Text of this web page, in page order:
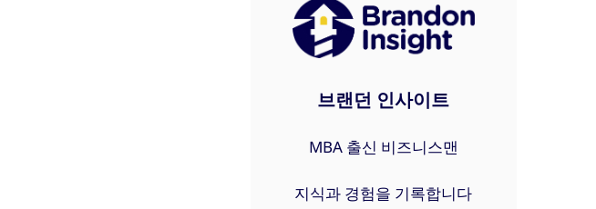
브랜던 인사이트
MBA 출신 비즈니스맨
지식과 경험을 기록합니다